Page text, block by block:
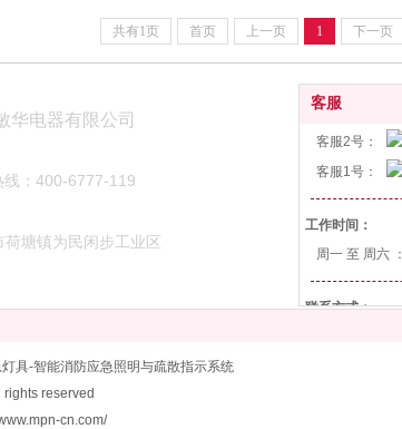
共有1页 首页 上一页 1 下一页
客服
客服2号：
客服1号：
工作时间：
周一 至 周六 ：
联系方式：
线：400-6777-119
荷塘镇为民闲步工业区
华电器有限公司
具-智能消防应急照明与疏散指示系统
reserved
cn.com/